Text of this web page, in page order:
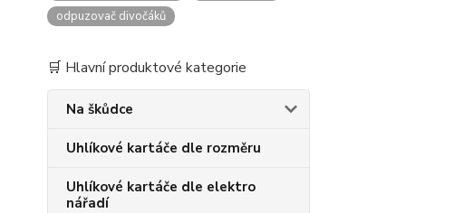
odpuzovač divočáků
🛒 Hlavní produktové kategorie
Na škůdce
Uhlíkové kartáče dle rozměru
Uhlíkové kartáče dle elektro
nářadí